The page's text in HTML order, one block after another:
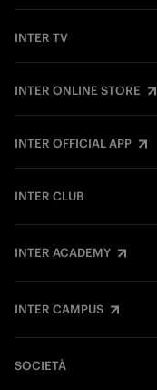
INTER TV
INTER ONLINE STORE
INTER OFFICIAL APP
INTER CLUB
INTER ACADEMY
INTER CAMPUS
SOCIETÀ